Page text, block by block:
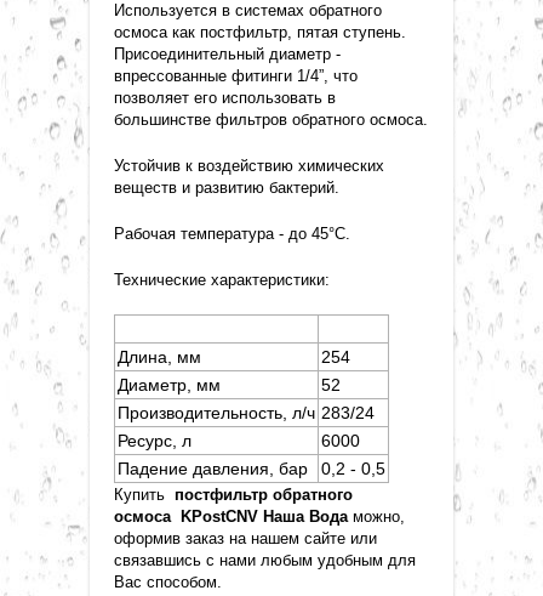
Используется в системах обратного
осмоса как постфильтр, пятая ступень.
Присоединительный диаметр -
впрессованные фитинги 1/4”, что
позволяет его использовать в
большинстве фильтров обратного осмоса.
Устойчив к воздействию химических
веществ и развитию бактерий.
Рабочая температура - до 45°C.
Технические характеристики:
Длина, мм
254
Диаметр, мм
52
Производительность, л/ч 283/24
Ресурс, л
6000
Падение давления, бар
0,2 - 0,5
Купить постфильтр обратного
осмоса KPostСNV Наша Вода можно,
оформив заказ на нашем сайте или
связавшись с нами любым удобным для
Вас способом